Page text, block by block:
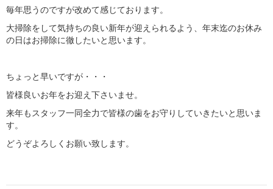
毎年思うのですが改めて感じております。
大掃除をして気持ちの良い新年が迎えられるよう、年末迄のお休み
の日はお掃除に徹したいと思います。
ちょっと早いですが・・・
皆様良いお年をお迎え下さいませ。
来年もスタッフ一同全力で皆様の歯をお守りしていきたいと思いま
す。
どうぞよろしくお願い致します。